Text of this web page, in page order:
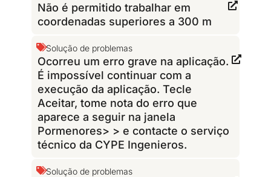
Não é permitido trabalhar em
coordenadas superiores a 300 m
Solução de problemas
Ocorreu um erro grave na aplicação.
É impossível continuar com a
execução da aplicação. Tecle
Aceitar, tome nota do erro que
aparece a seguir na janela
Pormenores> > e contacte o serviço
técnico da CYPE Ingenieros.
Solução de problemas